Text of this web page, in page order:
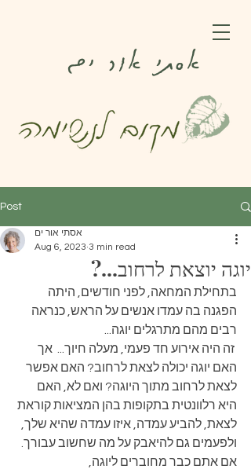
אסתי אור ים
Post
יוגה יוצאת לרחוב...?
אסתי אור ים
Aug 6, 2023 3 min read
בתחילת המחאה, לפני חודשים, היתה
הפגנה בה עמדו אנשים על הראש, כנראה
רבים מהם מתרגלים יוגה...
זה היה אירוע חד פעמי, מעלה חיוך...  אך
האם יוגה יכולה לצאת לרחוב? האם אפשר
לצאת לרחוב מתוך היוגה? ואם לא, האם
היא רלוונטית בתקופות בהן המציאות קוראת
לצאת, להביע עמדה, איזו עמדה שהיא שלך,
ולפעמים גם להיאבק על מה שחשוב עבורך.
אם אתם כבר מחוברים ליוגה,